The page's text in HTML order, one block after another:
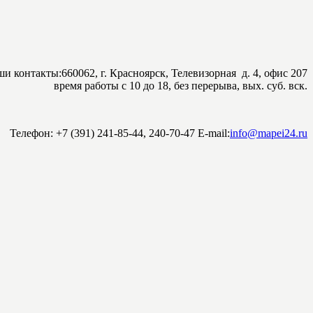
контакты:660062, г. Красноярск, Телевизорная д. 4, офис 207
время работы с 10 до 18, без перерыва, вых. суб. вск.
Телефон: +7 (391) 241-85-44, 240-70-47 E-mail:info@mapei24.ru